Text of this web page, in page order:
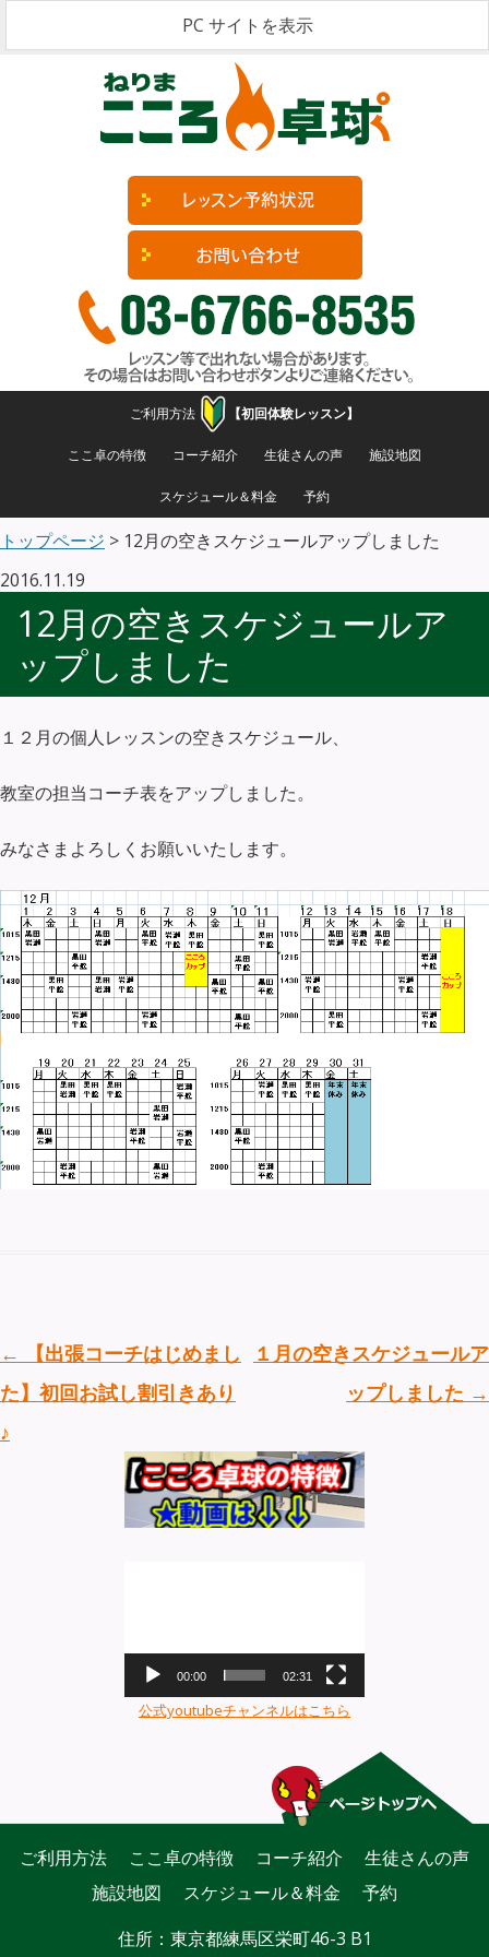
コンテンツへ移動
ご利用方法 【初回体験レッスン】
ここ卓の特徴 コーチ紹介 生徒さんの声 施設地図
スケジュール＆料金 予約
トップページ > 12月の空きスケジュールアップしました
2016.11.19
12月の空きスケジュールア
ップしました
１２月の個人レッスンの空きスケジュール、
教室の担当コーチ表をアップしました。
みなさまよろしくお願いいたします。
投稿ナビゲーション
←
【出張コーチはじめまし
た】初回お試し割引きあり
♪
１月の空きスケジュールア
ップしました →
レ
ー
ヤ
00:00 02:31
公式youtubeチャンネルはこちら
ご利用方法 ここ卓の特徴 コーチ紹介
生徒さんの声
施設地図
スケジュール＆料金
予約
住所：東京都練馬区栄町46-3 B1
PC サイトを表示